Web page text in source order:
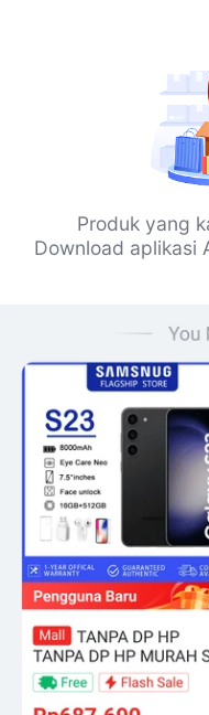
Produk yang
Download aplikasi